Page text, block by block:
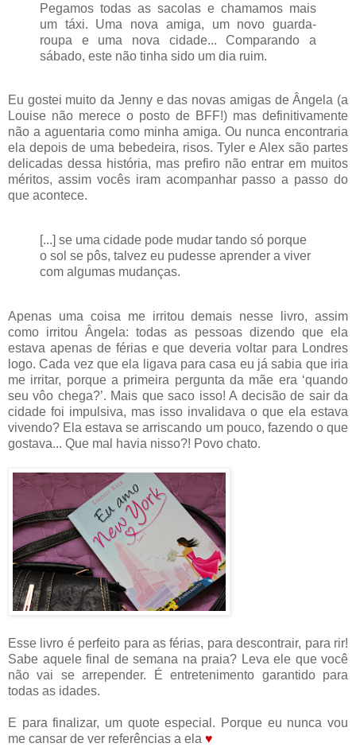
Pegamos todas as sacolas e chamamos mais
um táxi. Uma nova amiga, um novo guarda-
roupa e uma nova cidade... Comparando a
sábado, este não tinha sido um dia ruim.
Eu gostei muito da Jenny e das novas amigas de Ângela (a
Louise não merece o posto de BFF!) mas definitivamente
não a aguentaria como minha amiga. Ou nunca encontraria
ela depois de uma bebedeira, risos. Tyler e Alex são partes
delicadas dessa história, mas prefiro não entrar em muitos
méritos, assim vocês iram acompanhar passo a passo do
que acontece.
[...] se uma cidade pode mudar tando só porque
o sol se pôs, talvez eu pudesse aprender a viver
com algumas mudanças.
Apenas uma coisa me irritou demais nesse livro, assim
como irritou Ângela: todas as pessoas dizendo que ela
estava apenas de férias e que deveria voltar para Londres
logo. Cada vez que ela ligava para casa eu já sabia que iria
me irritar, porque a primeira pergunta da mãe era ‘quando
seu vôo chega?’. Mais que saco isso! A decisão de sair da
cidade foi impulsiva, mas isso invalidava o que ela estava
vivendo? Ela estava se arriscando um pouco, fazendo o que
gostava... Que mal havia nisso?! Povo chato.
Esse livro é perfeito para as férias, para descontrair, para rir!
Sabe aquele final de semana na praia? Leva ele que você
não vai se arrepender. É entretenimento garantido para
todas as idades.
E para finalizar, um quote especial. Porque eu nunca vou
me cansar de ver referências a ela ♥